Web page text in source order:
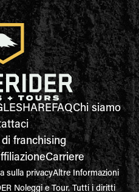
FAQChi siamo
franchising
Carriere
sulla privacyAltre Informazioni
Noleggi e Tour. Tutti i diritti